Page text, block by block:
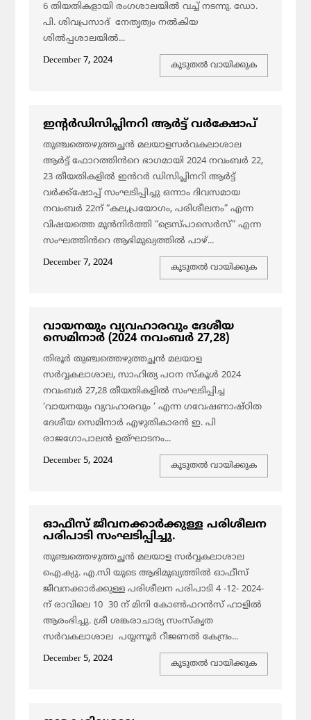
6 തിയതികളായി രംഗശാലയിൽ വച്ച് നടന്നു. ഡോ.
പി. ശിവപ്രസാദ് നേതൃത്വം നൽകിയ
ശിൽപ്പശാലയിൽ...
December 7, 2024
കൂടുതല്‍ വായിക്കുക
ഇന്റർഡിസിപ്ലിനറി ആർട്ട്‌ വർക്ഷോപ്
തുഞ്ചത്തെഴുത്തച്ഛൻ മലയാളസർവകലാശാല
ആർട്ട് ഫോറത്തിൻറെ ഭാഗമായി 2024 നവംബർ 22,
23 തീയതികളിൽ ഇൻറർ ഡിസിപ്ലിനറി ആർട്ട്
വർക്ക്ഷോപ്പ് സംഘടിപ്പിച്ചു ഒന്നാം ദിവസമായ
നവംബർ 22ന് “കല,പ്രയോഗം, പരിശീലനം” എന്ന
വിഷയത്തെ മുൻനിർത്തി “ട്രെസ്പാസെർസ്” എന്ന
സംഘത്തിൻറെ ആഭിമുഖ്യത്തിൽ പാഴ്...
December 7, 2024
കൂടുതല്‍ വായിക്കുക
വായനയും വ്യവഹാരവും ദേശീയ
സെമിനാർ (2024 നവംബർ 27,28)
തിരൂർ തുഞ്ചത്തെഴുത്തച്ഛൻ മലയാള
സർവ്വകലാശാല, സാഹിത്യ പഠന സ്കൂൾ 2024
നവംബർ 27,28 തീയതികളിൽ സംഘടിപ്പിച്ച
‘വായനയും വ്യവഹാരവും ‘ എന്ന ഗവേഷണാഷ്ഠിത
ദേശീയ സെമിനാർ എഴുതികാരൻ ഇ. പി
രാജഗോപാലൻ ഉത്ഘാടനം...
December 5, 2024
കൂടുതല്‍ വായിക്കുക
ഓഫീസ് ജീവനക്കാർക്കുള്ള പരിശീലന
പരിപാടി സംഘടിപ്പിച്ചു.
തുഞ്ചത്തെഴുത്തച്ഛൻ മലയാള സർവ്വകലാശാല
ഐ.ക്യു. എ.സി യുടെ ആഭിമുഖ്യത്തിൽ ഓഫീസ്
ജീവനക്കാർക്കുള്ള പരിശീലന പരിപാടി 4 -12- 2024-
ന് രാവിലെ 10 30 ന് മിനി കോൺഫറൻസ് ഹാളിൽ
ആരംഭിച്ചു. ശ്രീ ശങ്കരാചാര്യ സംസ്കൃത
സർവകലാശാല പയ്യന്നൂർ റീജണൽ കേന്ദ്രം...
December 5, 2024
കൂടുതല്‍ വായിക്കുക